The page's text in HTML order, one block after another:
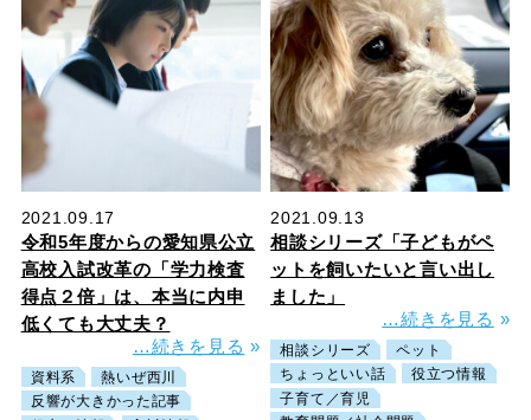
2021.09.17
令和5年度からの愛知県公立
高校入試改革の「学力検査
得点２倍」は、本当に内申
低くても大丈夫？
…続きを見る »
資料系
熱いぜ西川
反響が大きかった記事
2021.09.13
相談シリーズ「子どもがペ
ットを飼いたいと言い出し
ました」
…続きを見る »
相談シリーズ
ペット
ちょっといい話
役立つ情報
子育て／育児